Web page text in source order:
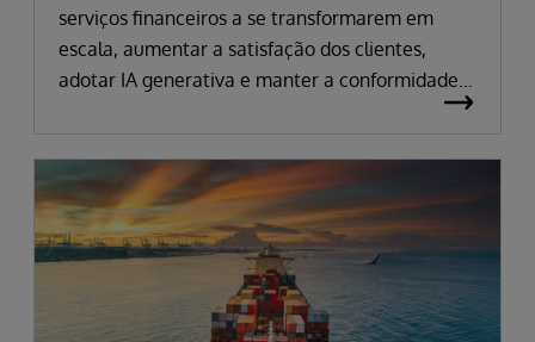
serviços financeiros a se transformarem em
escala, aumentar a satisfação dos clientes,
adotar IA generativa e manter a conformidade